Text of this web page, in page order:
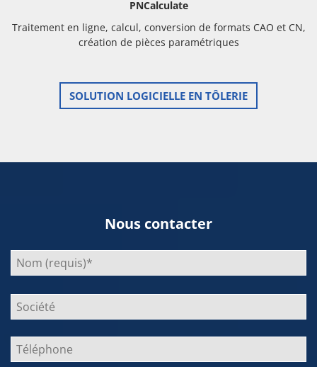
PNCalculate
Traitement en ligne, calcul, conversion de formats CAO et CN,
création de pièces paramétriques
SOLUTION LOGICIELLE EN TÔLERIE
Nous contacter
Bitte
lasse
dieses
Feld
leer.